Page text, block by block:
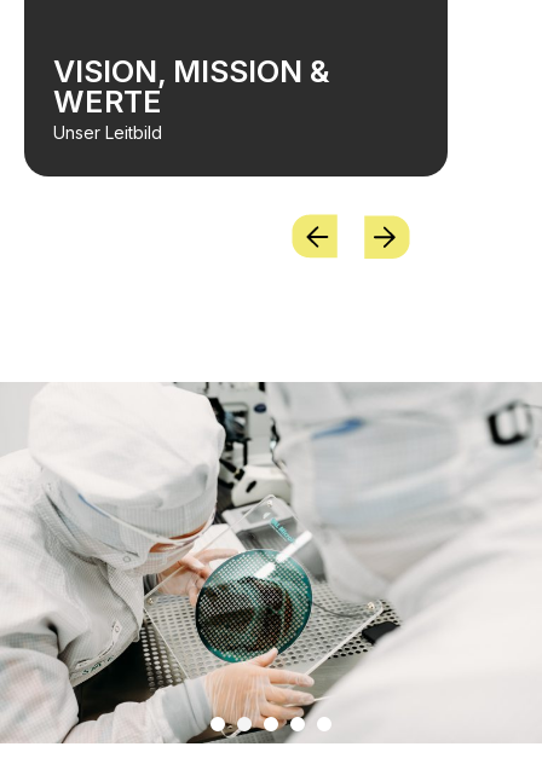
VISION, MISSION &
WERTE
Unser Leitbild
Die Prinzipien unserer
Forschung.
Unser Leitbild